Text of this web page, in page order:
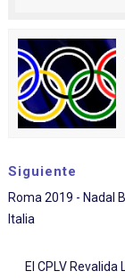
Siguiente
Roma 2019 - Nadal
Italia
El CPLV